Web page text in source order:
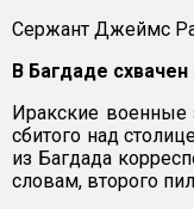
Сержант Джеймс
В Багдаде
Иракские военные
сбитого над
из Багдада
словам, второго